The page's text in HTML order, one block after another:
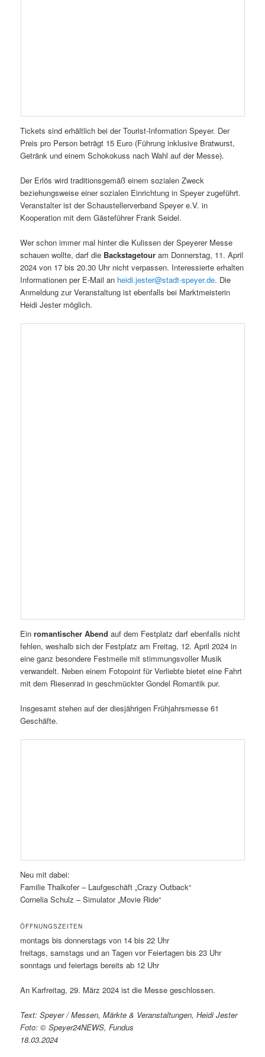
Tickets sind erhältlich bei der Tourist-Information Speyer. Der
Preis pro Person beträgt 15 Euro (Führung inklusive Bratwurst,
Getränk und einem Schokokuss nach Wahl auf der Messe).
Der Erlös wird traditionsgemäß einem sozialen Zweck
beziehungsweise einer sozialen Einrichtung in Speyer zugeführt.
Veranstalter ist der Schaustellerverband Speyer e.V. in
Kooperation mit dem Gästeführer Frank Seidel.
Wer schon immer mal hinter die Kulissen der Speyerer Messe
schauen wollte, darf die Backstagetouram Donnerstag, 11. April
2024 von 17 bis 20.30 Uhr nicht verpassen. Interessierte erhalten
Informationen per E-Mail an heidi.jester@stadt-speyer.de. Die
Anmeldung zur Veranstaltung ist ebenfalls bei Marktmeisterin
Heidi Jester möglich.
Einromantischer Abend auf dem Festplatz darf ebenfalls nicht
fehlen, weshalb sich der Festplatz am Freitag, 12. April 2024 in
eine ganz besondere Festmeile mit stimmungsvoller Musik
verwandelt. Neben einem Fotopoint für Verliebte bietet eine Fahrt
mit dem Riesenrad in geschmückter Gondel Romantik pur.
Insgesamt stehen auf der diesjährigen Frühjahrsmesse 61
Geschäfte.
Neu mit dabei:
Familie Thalkofer – Laufgeschäft „Crazy Outback“
Cornelia Schulz – Simulator „Movie Ride“
ÖFFNUNGSZEITEN
montags bis donnerstags von 14 bis 22 Uhr
freitags, samstags und an Tagen vor Feiertagen bis 23 Uhr
sonntags und feiertags bereits ab 12 Uhr
An Karfreitag, 29. März 2024 ist die Messe geschlossen.
Text: Speyer / Messen, Märkte & Veranstaltungen, Heidi Jester
Foto: © Speyer24NEWS, Fundus
18.03.2024